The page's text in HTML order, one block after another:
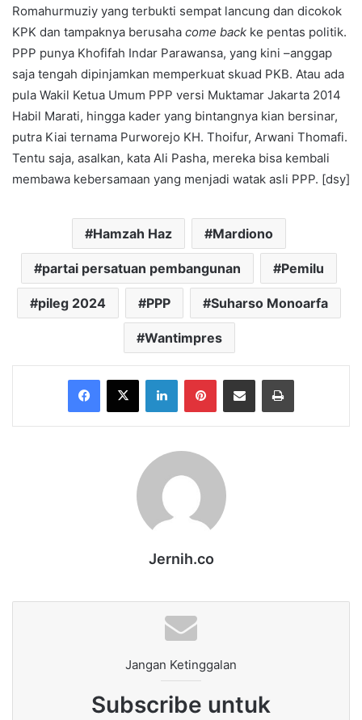
Romahurmuziy yang terbukti sempat lancung dan dicokok
KPK dan tampaknya berusaha come back ke pentas politik.
PPP punya Khofifah Indar Parawansa, yang kini –anggap
saja tengah dipinjamkan memperkuat skuad PKB. Atau ada
pula Wakil Ketua Umum PPP versi Muktamar Jakarta 2014
Habil Marati, hingga kader yang bintangnya kian bersinar,
putra Kiai ternama Purworejo KH. Thoifur, Arwani Thomafi.
Tentu saja, asalkan, kata Ali Pasha, mereka bisa kembali
membawa kebersamaan yang menjadi watak asli PPP. [dsy]
Hamzah Haz Mardiono
partai persatuan pembangunan Pemilu
pileg 2024 PPP Suharso Monoarfa
Wantimpres
Facebook
X LinkedInPinterestShare via Email Print
Jernih.co
Jangan Ketinggalan
Subscribe untuk